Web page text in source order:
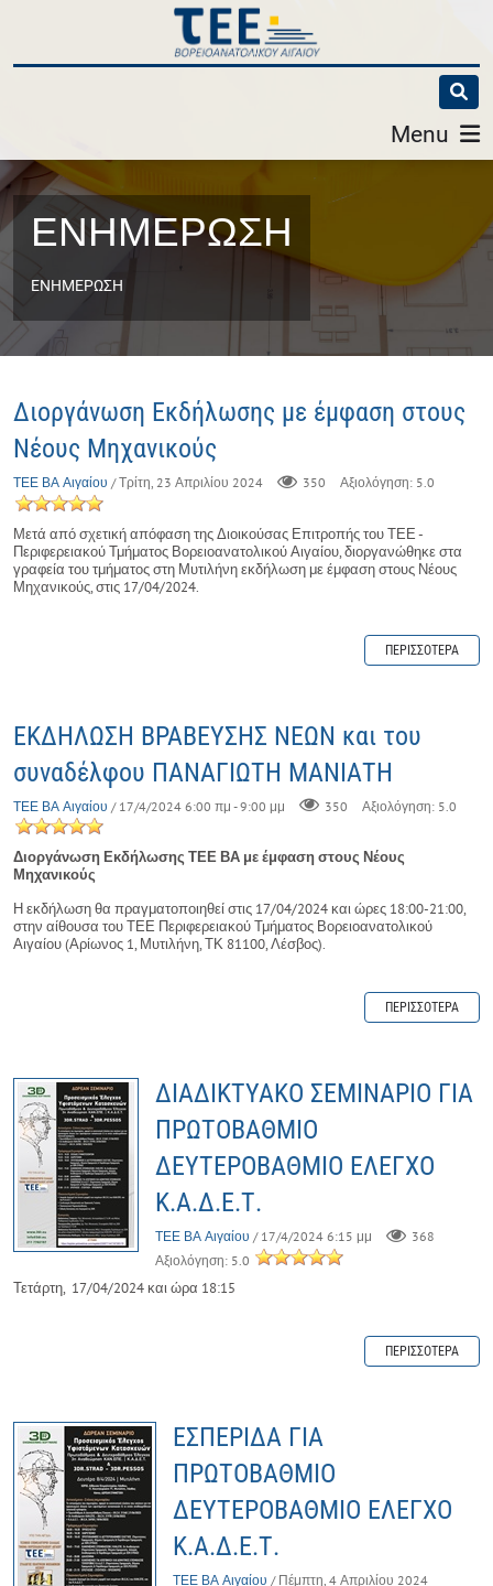
Menu
ΕΝΗΜΕΡΩΣΗ
ΕΝΗΜΕΡΩΣΗ
Διοργάνωση Εκδήλωσης με έμφαση στους
Νέους Μηχανικούς
ΤΕΕ ΒΑ Αιγαίου / Τρίτη, 23 Απριλίου 2024 350 Αξιολόγηση: 5.0
Μετά από σχετική απόφαση της Διοικούσας Επιτροπής του ΤΕΕ -
Περιφερειακού Τμήματος Βορειοανατολικού Αιγαίου, διοργανώθηκε στα
γραφεία του τμήματος στη Μυτιλήνη εκδήλωση με έμφαση στους Νέους
Μηχανικούς, στις 17/04/2024.
ΠΕΡΙΣΣΌΤΕΡΑ
ΕΚΔΗΛΩΣΗ ΒΡΑΒΕΥΣΗΣ ΝΕΩΝ και του
συναδέλφου ΠΑΝΑΓΙΩΤΗ ΜΑΝΙΑΤΗ
ΤΕΕ ΒΑ Αιγαίου / 17/4/2024 6:00 πμ - 9:00 μμ 350 Αξιολόγηση: 5.0
Διοργάνωση Εκδήλωσης ΤΕΕ ΒΑ με έμφαση στους Νέους
Μηχανικούς
Η εκδήλωση θα πραγματοποιηθεί στις 17/04/2024 και ώρες 18:00-21:00,
στην αίθουσα του ΤΕΕ Περιφερειακού Τμήματος Βορειοανατολικού
Αιγαίου (Αρίωνος 1, Μυτιλήνη, ΤΚ 81100, Λέσβος).
ΠΕΡΙΣΣΌΤΕΡΑ
ΔΙΑΔΙΚΤΥΑΚΟ ΣΕΜΙΝΑΡΙΟ ΓΙΑ
ΠΡΩΤΟΒΑΘΜΙΟ
ΔΕΥΤΕΡΟΒΑΘΜΙΟ ΕΛΕΓΧΟ
Κ.Α.Δ.Ε.Τ.
ΤΕΕ ΒΑ Αιγαίου / 17/4/2024 6:15 μμ
368
Αξιολόγηση: 5.0
Τετάρτη, 17/04/2024 και ώρα 18:15
ΠΕΡΙΣΣΌΤΕΡΑ
ΕΣΠΕΡΙΔΑ ΓΙΑ
ΠΡΩΤΟΒΑΘΜΙΟ
ΔΕΥΤΕΡΟΒΑΘΜΙΟ ΕΛΕΓΧΟ
Κ.Α.Δ.Ε.Τ.
ΤΕΕ ΒΑ Αιγαίου / Πέμπτη, 4 Απριλίου 2024